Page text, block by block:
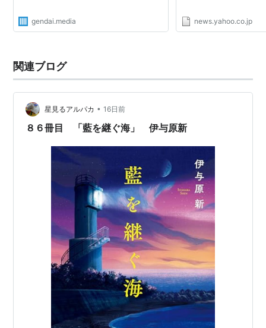
gendai.media news.yahoo.co.jp
関連ブログ
星見るアルパカ • 16日前
８６冊目 「藍を継ぐ海」 伊与原新